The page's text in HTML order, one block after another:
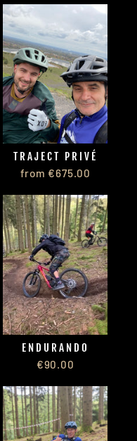
TRAJECT PRIVÉ
from €675.00
ENDURANDO
€90.00